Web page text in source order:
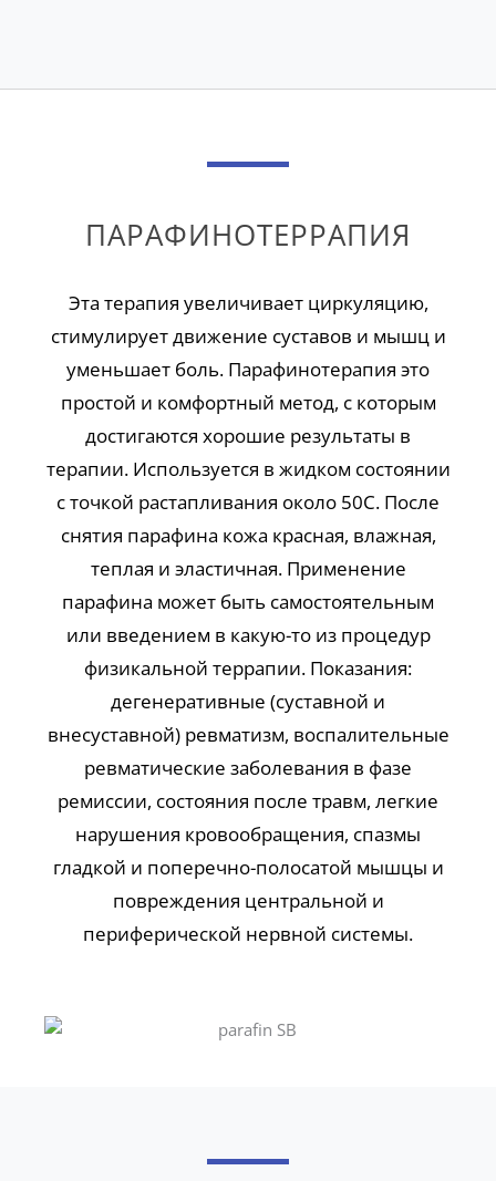
ПАРАФИНОТЕРРАПИЯ
Эта терапия увеличивает циркуляцию,
стимулирует движение суставов и мышц и
уменьшает боль. Парафинотерапия это
простой и комфортный метод, с которым
достигаются хорошие результаты в
терапии. Используется в жидком состоянии
с точкой растапливания около 50C. После
снятия парафина кожа красная, влажная,
теплая и эластичная. Применение
парафина может быть самостоятельным
или введением в какую-то из процедур
физикальной террапии. Показания:
дегенеративные (суставной и
внесуставной) ревматизм, воспалительные
ревматические заболевания в фазе
ремиссии, состояния после травм, легкие
нарушения кровообращения, спазмы
гладкой и поперечно-полосатой мышцы и
повреждения центральной и
периферической нервной системы.